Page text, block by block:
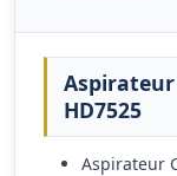
HD7525
Aspirateur